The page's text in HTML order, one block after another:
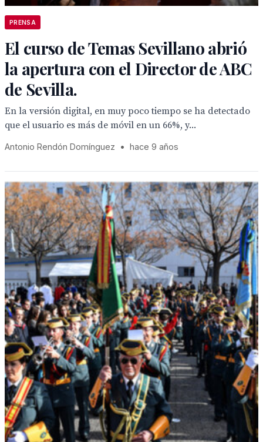
PRENSA
El curso de Temas Sevillano abrió
la apertura con el Director de ABC
de Sevilla.
En la versión digital, en muy poco tiempo se ha detectado
que el usuario es más de móvil en un 66%, y...
Antonio Rendón Domínguez • hace 9 años